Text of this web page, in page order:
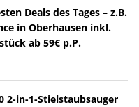
Deals des Tages – z.B.
in Oberhausen inkl.
ab 59€ p.P.
2-in-1-Stielstaubsauger